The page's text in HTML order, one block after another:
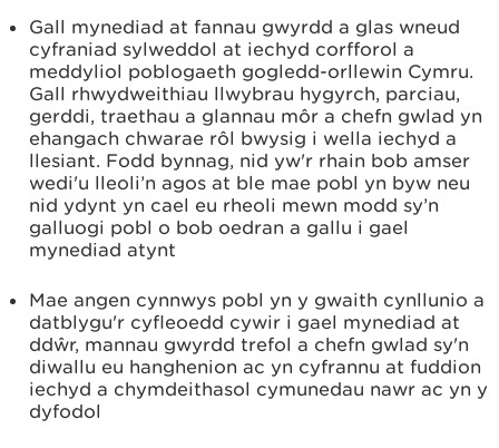
Gall mynediad at fannau gwyrdd a glas wneud
cyfraniad sylweddol at iechyd corfforol a
meddyliol poblogaeth gogledd-orllewin Cymru.
Gall rhwydweithiau llwybrau hygyrch, parciau,
gerddi, traethau a glannau môr a chefn gwlad yn
ehangach chwarae rôl bwysig i wella iechyd a
llesiant. Fodd bynnag, nid yw'r rhain bob amser
wedi'u lleoli’n agos at ble mae pobl yn byw neu
nid ydynt yn cael eu rheoli mewn modd sy’n
galluogi pobl o bob oedran a gallu i gael
mynediad atynt
Mae angen cynnwys pobl yn y gwaith cynllunio a
datblygu'r cyfleoedd cywir i gael mynediad at
ddŵr, mannau gwyrdd trefol a chefn gwlad sy'n
diwallu eu hanghenion ac yn cyfrannu at fuddion
iechyd a chymdeithasol cymunedau nawr ac yn y
dyfodol